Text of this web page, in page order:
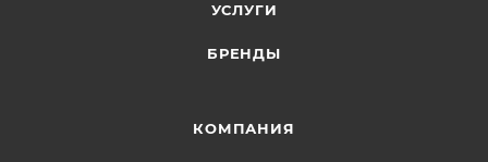
УСЛУГИ
БРЕНДЫ
КОМПАНИЯ